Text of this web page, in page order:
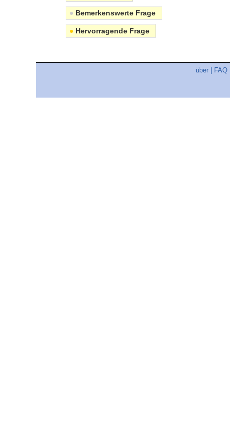
● Bemerkenswerte Frage
● Hervorragende Frage
über FAQ